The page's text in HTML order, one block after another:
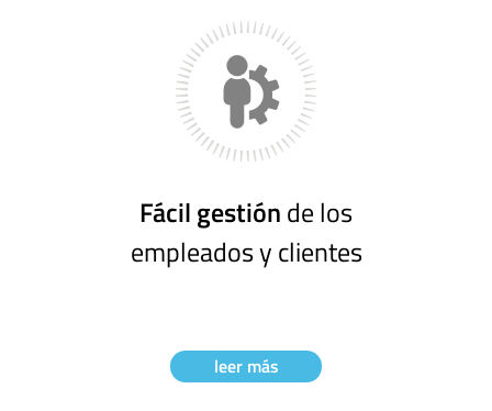
Fácil gestiónde los
empleados y clientes
leer más